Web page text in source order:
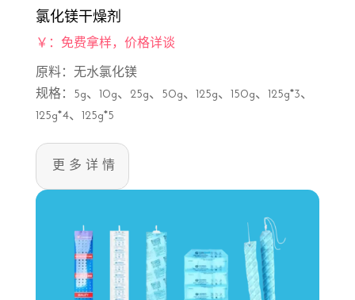
氯化镁干燥剂
￥：免费拿样，价格详谈
原料：无水氯化镁
规格：5g、10g、25g、50g、125g、150g、125g*3、
125g*4、125g*5
更多详情